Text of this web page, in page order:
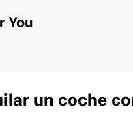
You
un coche